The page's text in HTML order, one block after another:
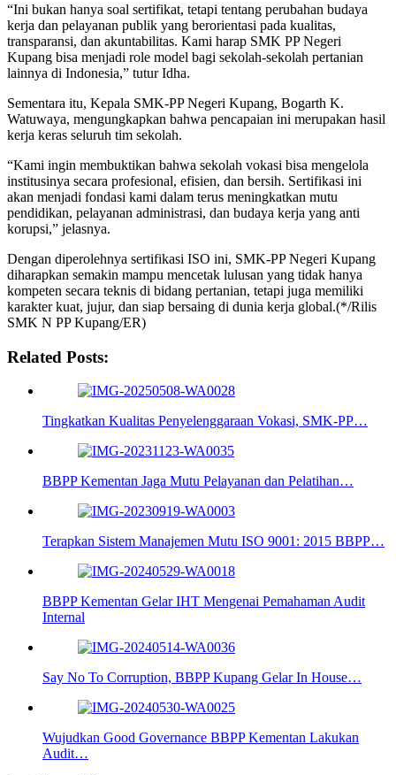
“Ini bukan hanya soal sertifikat, tetapi tentang perubahan budaya
kerja dan pelayanan publik yang berorientasi pada kualitas,
transparansi, dan akuntabilitas. Kami harap SMK PP Negeri
Kupang bisa menjadi role model bagi sekolah-sekolah pertanian
lainnya di Indonesia,” tutur Idha.
Sementara itu, Kepala SMK-PP Negeri Kupang, Bogarth K.
Watuwaya, mengungkapkan bahwa pencapaian ini merupakan hasil
kerja keras seluruh tim sekolah.
“Kami ingin membuktikan bahwa sekolah vokasi bisa mengelola
institusinya secara profesional, efisien, dan bersih. Sertifikasi ini
akan menjadi fondasi kami dalam terus meningkatkan mutu
pendidikan, pelayanan administrasi, dan budaya kerja yang anti
korupsi,” jelasnya.
Dengan diperolehnya sertifikasi ISO ini, SMK-PP Negeri Kupang
diharapkan semakin mampu mencetak lulusan yang tidak hanya
kompeten secara teknis di bidang pertanian, tetapi juga memiliki
karakter kuat, jujur, dan siap bersaing di dunia kerja global.(*/Rilis
SMK N PP Kupang/ER)
Related Posts:
Tingkatkan Kualitas Penyelenggaraan Vokasi, SMK-PP…
BBPP Kementan Jaga Mutu Pelayanan dan Pelatihan…
Terapkan Sistem Manajemen Mutu ISO 9001: 2015 BBPP…
BBPP Kementan Gelar IHT Mengenai Pemahaman Audit
Internal
Say No To Corruption, BBPP Kupang Gelar In House…
Wujudkan Good Governance BBPP Kementan Lakukan
Audit…